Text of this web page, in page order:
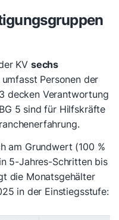
KV sechs
umfasst Personen der
decken Verantwortung
5 sind für Hilfskräfte
am Grundwert (100 %
5-Jahres-Schritten bis
die Monatsgehälter
in der Einstiegsstufe: